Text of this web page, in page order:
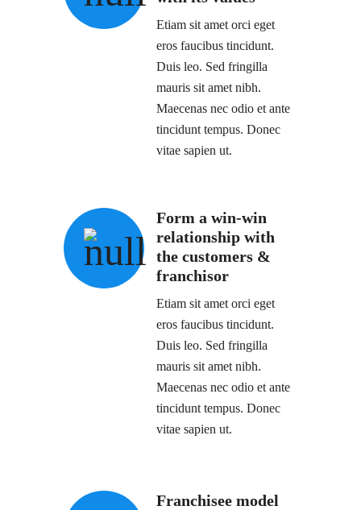
Etiam sit amet orci eget
eros faucibus tincidunt.
Duis leo. Sed fringilla
mauris sit amet nibh.
Maecenas nec odio et ante
tincidunt tempus. Donec
vitae sapien ut.
Form a win-win
relationship with
the customers &
franchisor
Etiam sit amet orci eget
eros faucibus tincidunt.
Duis leo. Sed fringilla
mauris sit amet nibh.
Maecenas nec odio et ante
tincidunt tempus. Donec
vitae sapien ut.
Franchisee model